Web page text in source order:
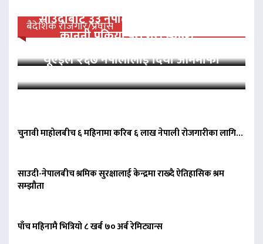
बैदेशिक रोजगार/प्रवास
साउदीबाट ३३ नेपाली कैदीलाई आममाफी,
कानुनी प्रक्रिया पूरा गरी स्वदेश…
यूएईले २६७ नेपालीलाई दियो आममाफी
चुनावी माहोलबीच ६ महिनामा करिब ६ लाख नेपाली रोजगारीका लागि…
साउदी-नेपालबीच श्रमिक सुरक्षालाई केन्द्रमा राख्दै ऐतिहासिक श्रम
सम्झौता
पाँच महिनामै भित्रियो ८ खर्ब ७० अर्ब रेमिट्यान्स